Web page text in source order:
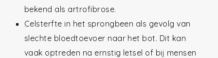
bekend als artrofibrose.
Celsterfte in het sprongbeen als gevolg van
slechte bloedtoevoer naar het bot. Dit kan
vaak optreden na ernstig letsel of bij mensen